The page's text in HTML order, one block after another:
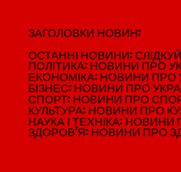
ЗАГОЛОВКИ НОВИН:
ОСТАННІ НОВИНИ:
ПОЛІТИКА: НОВИНИ ПРО
ЕКОНОМІКА: НОВИНИ ПРО
БІЗНЕС: НОВИНИ ПРО
СПОРТ: НОВИНИ ПРО СПОРТ
КУЛЬТУРА: НОВИНИ ПРО
НАУКА І ТЕХНІКА: НОВИНИ
ЗДОРОВ'Я: НОВИНИ ПРО
ЗАГОЛОВКИ НОВИН:
ОСТАННІ НОВИНИ:
ПОЛІТИКА: НОВИНИ ПРО
ЕКОНОМІКА: НОВИНИ ПРО
БІЗНЕС: НОВИНИ ПРО
СПОРТ: НОВИНИ ПРО СПОРТ
КУЛЬТУРА: НОВИНИ ПРО
НАУКА І ТЕХНІКА: НОВИНИ
ЗДОРОВ'Я: НОВИНИ ПРО